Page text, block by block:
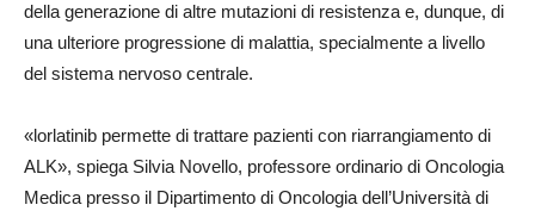
della generazione di altre mutazioni di resistenza e, dunque, di
una ulteriore progressione di malattia, specialmente a livello
del sistema nervoso centrale.
«lorlatinib permette di trattare pazienti con riarrangiamento di
ALK», spiega Silvia Novello, professore ordinario di Oncologia
Medica presso il Dipartimento di Oncologia dell’Università di